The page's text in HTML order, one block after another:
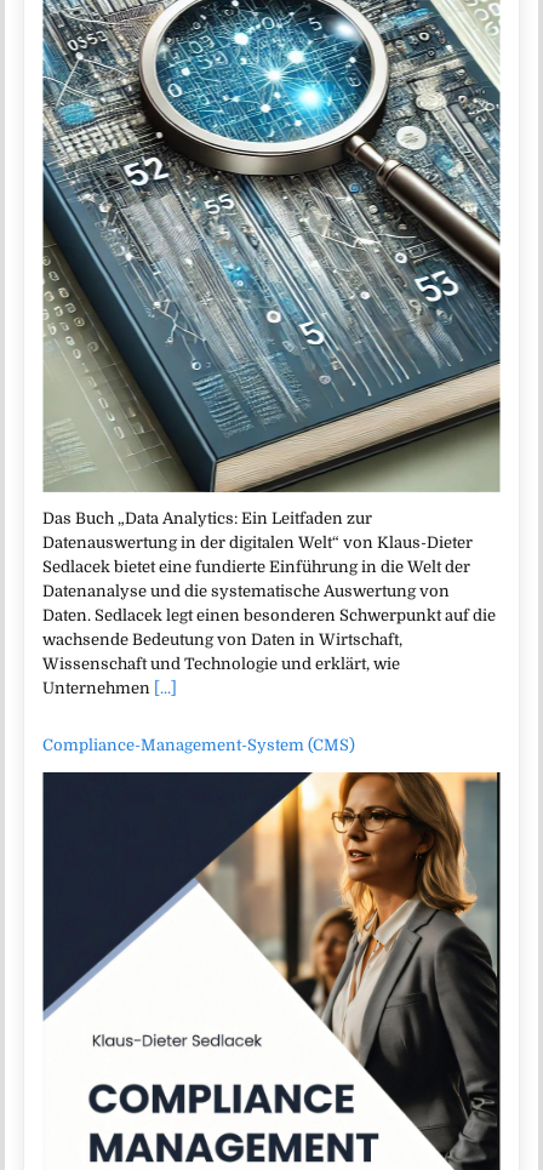
Das Buch „Data Analytics: Ein Leitfaden zur
Datenauswertung in der digitalen Welt“ von Klaus-Dieter
Sedlacek bietet eine fundierte Einführung in die Welt der
Datenanalyse und die systematische Auswertung von
Daten. Sedlacek legt einen besonderen Schwerpunkt auf die
wachsende Bedeutung von Daten in Wirtschaft,
Wissenschaft und Technologie und erklärt, wie
Unternehmen [...]
Compliance-Management-System (CMS)